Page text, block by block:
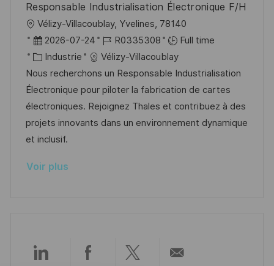
n
h
a
g
e
u
p
o
s
t
e
Responsable Industrialisation Électronique F/H
o
c
a
l
i
s
a
Vélizy-Villacoublay, Yvelines, 78140
D
a
t
e
d
’
a
f
2026-07-24
R
é
f
é
r
e
R0335308
Full time
C
a
t
é
g
o
i
Industrie
Vélizy-Villacoublay
Nous recherchons un Responsable Industrialisation
Électronique pour piloter la fabrication de cartes
électroniques. Rejoignez Thales et contribuez à des
projets innovants dans un environnement dynamique
et inclusif.
Voir plus